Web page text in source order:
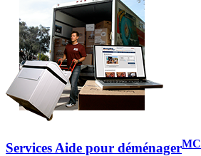
Services Aide pour déménagerMC